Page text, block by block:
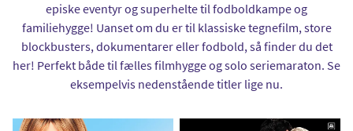
episke eventyr og superhelte til fodboldkampe og
familiehygge! Uanset om du er til klassiske tegnefilm, store
blockbusters, dokumentarer eller fodbold, så finder du det
her! Perfekt både til fælles filmhygge og solo seriemaraton. Se
eksempelvis nedenstående titler lige nu.